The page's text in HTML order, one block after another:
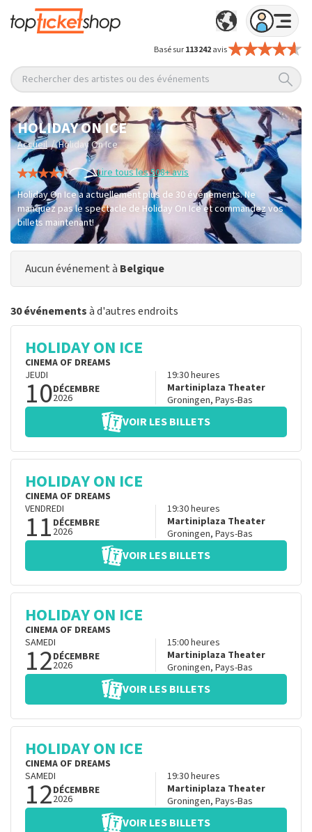
Basé sur113 242avis
Rechercher des artistes ou des événements
HOLIDAY ON ICE
Accueil / Holiday On Ice
Lire tous les 508+ avis
Holiday On Ice a actuellement plus de 30 événements. Ne
manquez pas le spectacle de Holiday On Ice et commandez vos
billets maintenant!
Aucun événement à Belgique
30 événementsà d'autres endroits
HOLIDAY ON ICE
CINEMA OF DREAMS
JEUDI
10DÉCEMBRE
2026
19:30heures
Martiniplaza Theater
Groningen, Pays-Bas
VOIR LES BILLETS
HOLIDAY ON ICE
CINEMA OF DREAMS
VENDREDI
11 DÉCEMBRE
2026
19:30heures
Martiniplaza Theater
Groningen, Pays-Bas
VOIR LES BILLETS
HOLIDAY ON ICE
CINEMA OF DREAMS
SAMEDI
12DÉCEMBRE
2026
15:00heures
Martiniplaza Theater
Groningen, Pays-Bas
VOIR LES BILLETS
HOLIDAY ON ICE
CINEMA OF DREAMS
SAMEDI
12DÉCEMBRE
2026
19:30heures
Martiniplaza Theater
Groningen, Pays-Bas
VOIR LES BILLETS